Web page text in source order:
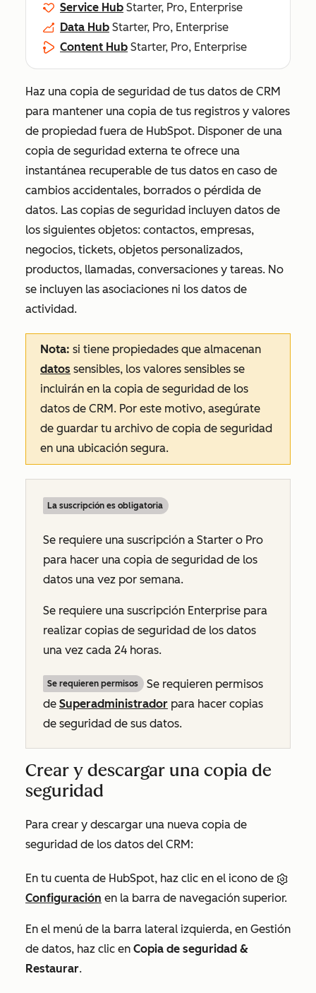
Service Hub Starter, Pro, Enterprise
Data Hub Starter, Pro, Enterprise
Content Hub Starter, Pro, Enterprise
Haz una copia de seguridad de tus datos de CRM
para mantener una copia de tus registros y valores
de propiedad fuera de HubSpot. Disponer de una
copia de seguridad externa te ofrece una
instantánea recuperable de tus datos en caso de
cambios accidentales, borrados o pérdida de
datos. Las copias de seguridad incluyen datos de
los siguientes objetos: contactos, empresas,
negocios, tickets, objetos personalizados,
productos, llamadas, conversaciones y tareas. No
se incluyen las asociaciones ni los datos de
actividad.
Nota: si tiene propiedades que almacenan
datos sensibles, los valores sensibles se
incluirán en la copia de seguridad de los
datos de CRM. Por este motivo, asegúrate
de guardar tu archivo de copia de seguridad
en una ubicación segura.
La suscripción es obligatoria
Se requiere una suscripción a Starter o Pro
para hacer una copia de seguridad de los
datos una vez por semana.
Se requiere una suscripción Enterprise para
realizar copias de seguridad de los datos
una vez cada 24 horas.
Se requieren permisos
Se requieren permisos
de Superadministrador para hacer copias
de seguridad de sus datos.
Crear y descargar una copia de
seguridad
Para crear y descargar una nueva copia de
seguridad de los datos del CRM:
En tu cuenta de HubSpot, haz clic en el icono de
Configuración en la barra de navegación superior.
En el menú de la barra lateral izquierda, en Gestión
de datos, haz clic en Copia de seguridad &
Restaurar.